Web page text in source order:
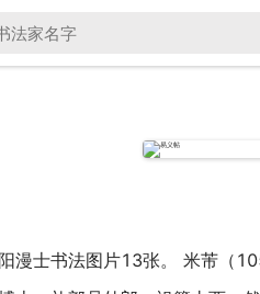
漫士书法图片13张。 米芾（